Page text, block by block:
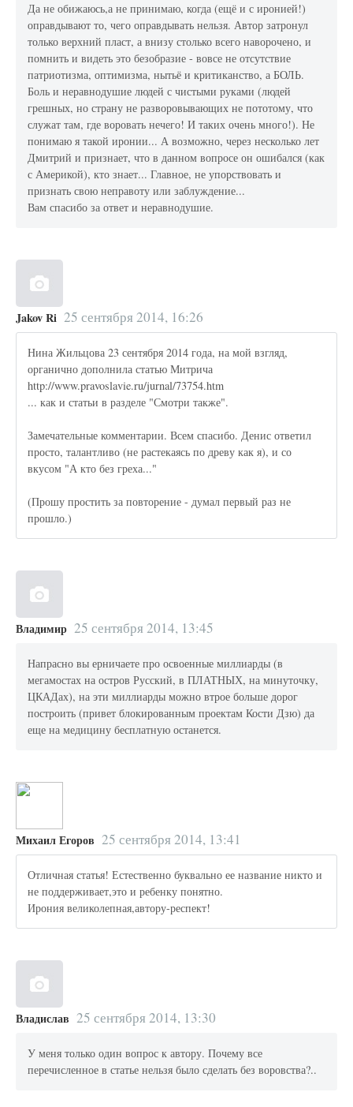
Да не обижаюсь,а не принимаю, когда (ещё и с иронией!)
оправдывают то, чего оправдывать нельзя. Автор затронул
только верхний пласт, а внизу столько всего наворочено, и
помнить и видеть это безобразие - вовсе не отсутствие
патриотизма, оптимизма, нытьё и критиканство, а БОЛЬ.
Боль и неравнодушие людей с чистыми руками (людей
грешных, но страну не разворовывающих не пототому, что
служат там, где воровать нечего! И таких очень много!). Не
понимаю я такой иронии... А возможно, через несколько лет
Дмитрий и признает, что в данном вопросе он ошибался (как
с Америкой), кто знает... Главное, не упорствовать и
признать свою неправоту или заблуждение...
Вам спасибо за ответ и неравнодушие.
Jakov Ri 25 сентября 2014, 16:26
Нина Жильцова 23 сентября 2014 года, на мой взгляд,
органично дополнила статью Митрича
http://www.pravoslavie.ru/jurnal/73754.htm
... как и статьи в разделе "Смотри также".
Замечательные комментарии. Всем спасибо. Денис ответил
просто, талантливо (не растекаясь по древу как я), и со
вкусом "А кто без греха..."
(Прошу простить за повторение - думал первый раз не
прошло.)
Владимир 25 сентября 2014, 13:45
Напрасно вы ерничаете про освоенные миллиарды (в
мегамостах на остров Русский, в ПЛАТНЫХ, на минуточку,
ЦКАДах), на эти миллиарды можно втрое больше дорог
построить (привет блокированным проектам Кости Дзю) да
еще на медицину бесплатную останется.
Михаил Егоров 25 сентября 2014, 13:41
Отличная статья! Естественно буквально ее название никто и
не поддерживает,это и ребенку понятно.
Ирония великолепная,автору-респект!
Владислав 25 сентября 2014, 13:30
У меня только один вопрос к автору. Почему все
перечисленное в статье нельзя было сделать без воровства?..